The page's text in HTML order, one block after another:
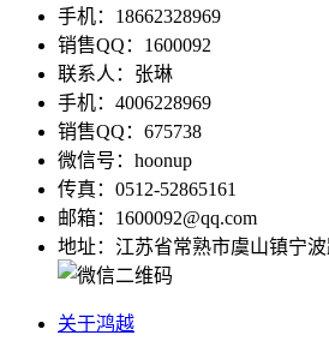
手机：18662328969
销售QQ：1600092
联系人：张琳
手机：4006228969
销售QQ：675738
微信号：hoonup
传真：0512-52865161
邮箱：1600092@qq.com
地址：江苏省常熟市虞山镇宁波
关于鸿越